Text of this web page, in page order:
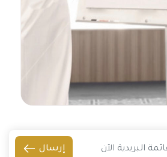
إرسال